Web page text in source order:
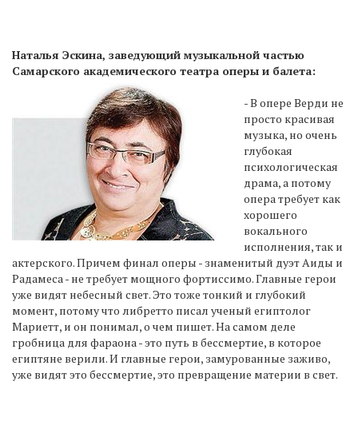
Наталья Эскина, заведующий музыкальной частью
Самарского академического театра оперы и балета:
- В опере Верди не
просто красивая
музыка, но очень
глубокая
психологическая
драма, а потому
опера требует как
хорошего
вокального
исполнения, так и
актерского. Причем финал оперы - знаменитый дуэт Аиды и
Радамеса - не требует мощного фортиссимо. Главные герои
уже видят небесный свет. Это тоже тонкий и глубокий
момент, потому что либретто писал ученый египтолог
Мариетт, и он понимал, о чем пишет. На самом деле
гробница для фараона - это путь в бессмертие, в которое
египтяне верили. И главные герои, замурованные заживо,
уже видят это бессмертие, это превращение материи в свет.